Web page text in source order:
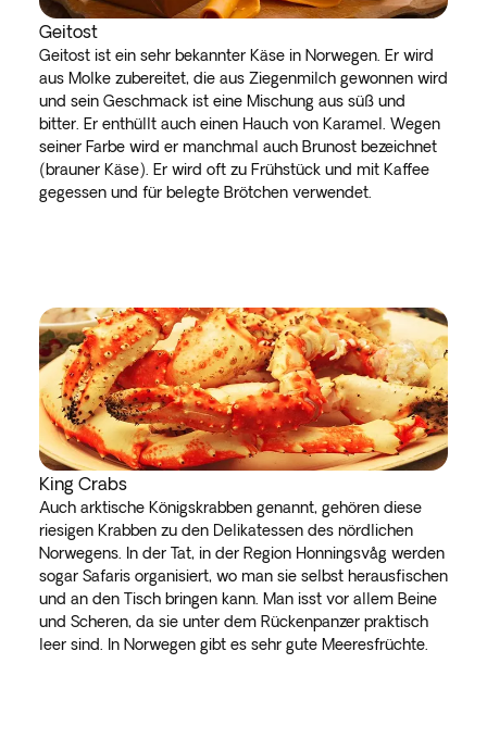
Geitost
Geitost ist ein sehr bekannter Käse in Norwegen. Er wird
aus Molke zubereitet, die aus Ziegenmilch gewonnen wird
und sein Geschmack ist eine Mischung aus süß und
bitter. Er enthüllt auch einen Hauch von Karamel. Wegen
seiner Farbe wird er manchmal auch Brunost bezeichnet
(brauner Käse). Er wird oft zu Frühstück und mit Kaffee
gegessen und für belegte Brötchen verwendet.
King Crabs
Auch arktische Königskrabben genannt, gehören diese
riesigen Krabben zu den Delikatessen des nördlichen
Norwegens. In der Tat, in der Region Honningsvåg werden
sogar Safaris organisiert, wo man sie selbst herausfischen
und an den Tisch bringen kann. Man isst vor allem Beine
und Scheren, da sie unter dem Rückenpanzer praktisch
leer sind. In Norwegen gibt es sehr gute Meeresfrüchte.